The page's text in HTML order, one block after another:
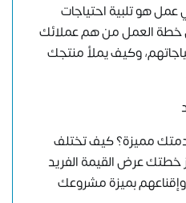
عمل هو تلبية احتياجات
خطة العمل من هم عملائك
وكيف يملأ منتجك
مميزة؟ كيف تختلف
خطتك عرض القيمة الفريد
بميزة مشروعك